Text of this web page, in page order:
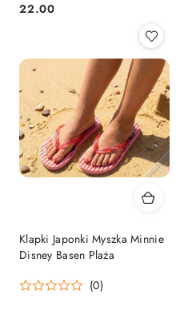
Cena:
22.00
Klapki Japonki Myszka Minnie
Disney Basen Plaża
(0)